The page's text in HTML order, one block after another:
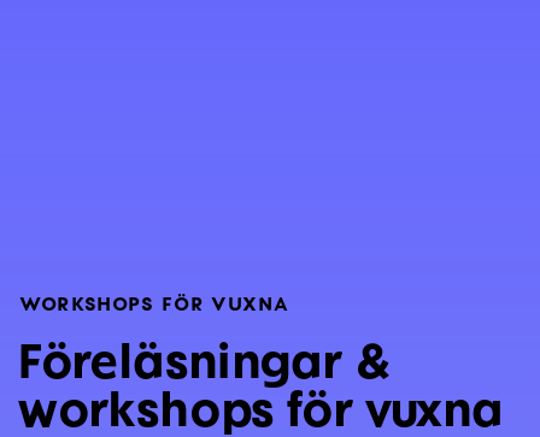
WORKSHOPS FÖR VUXNA
Föreläsningar &
workshops för vuxna